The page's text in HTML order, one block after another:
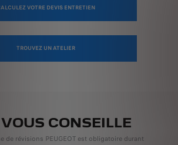
VOTRE DEVIS ENTRETIEN
TROUVEZ UN ATELIER
VOUS CONSEILLE
de révisions PEUGEOT est obligatoire durant